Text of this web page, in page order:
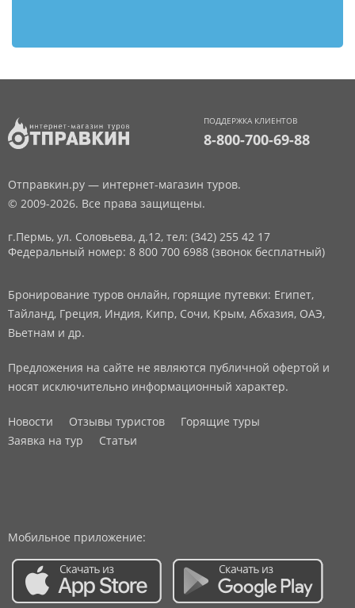
ПОДДЕРЖКА КЛИЕНТОВ
8-800-700-69-88
Отправкин.ру — интернет-магазин туров.
© 2009-2026. Все права защищены.
г.Пермь, ул. Соловьева, д.12, тел: (342) 255 42 17
Федеральный номер: 8 800 700 6988 (звонок бесплатный)
Бронирование туров онлайн, горящие путевки: Египет,
Тайланд, Греция, Индия, Кипр, Сочи, Крым, Абхазия, ОАЭ,
Вьетнам и др.
Предложения на сайте не являются публичной офертой и
носят исключительно информационный характер.
Новости Отзывы туристов
Горящие туры
Заявка на тур
Статьи
Мобильное приложение: